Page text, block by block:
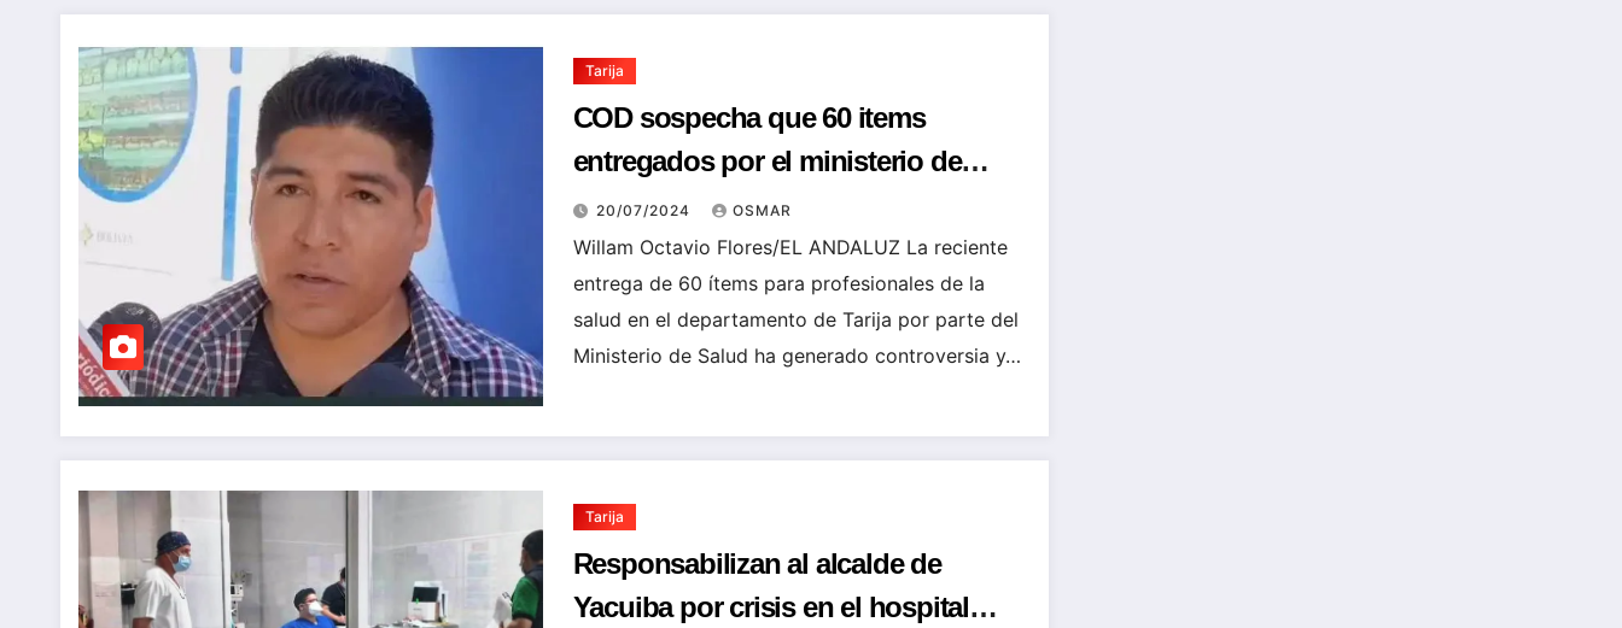
Tarija
COD sospecha que 60 items
entregados por el ministerio de
salud llegaron con “nombres y
apellidos”
20/07/2024 OSMAR
Willam Octavio Flores/EL ANDALUZ La reciente
entrega de 60 ítems para profesionales de la
salud en el departamento de Tarija por parte del
Ministerio de Salud ha generado controversia y…
Tarija
Responsabilizan al alcalde de
Yacuiba por crisis en el hospital